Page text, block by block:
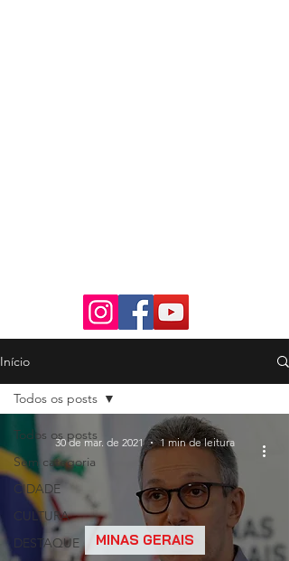
Início
Todos os posts
Sem categoria
CIDADE
CULTURA
DESTAQUE
Todos os posts
MINAS GERAIS
30 de mar. de 2021 1 min de leitura